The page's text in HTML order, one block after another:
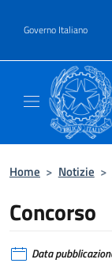
Governo Italiano
Home > Notizie >
Concorso
Data